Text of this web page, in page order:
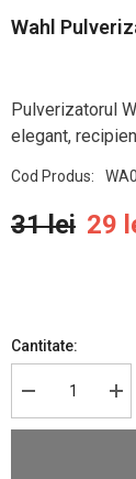
Wahl
Pulverizatorul
elegant,
Cod Produs:
31 lei 29
Cantitate:
Reduceți
cantitatea
pentru